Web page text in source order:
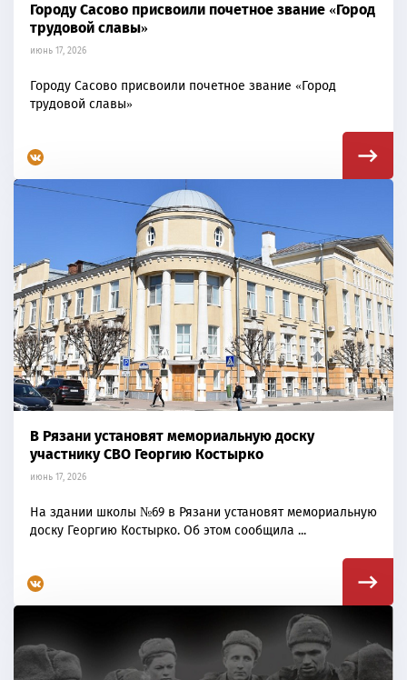
Городу Сасово присвоили почетное звание «Город
трудовой славы»
июнь 17, 2026
Городу Сасово присвоили почетное звание «Город
трудовой славы»
В Рязани установят мемориальную доску
участнику СВО Георгию Костырко
июнь 17, 2026
На здании школы №69 в Рязани установят мемориальную
доску Георгию Костырко. Об этом сообщила ...